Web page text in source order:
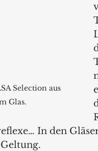
Selection aus
Glas.
In den